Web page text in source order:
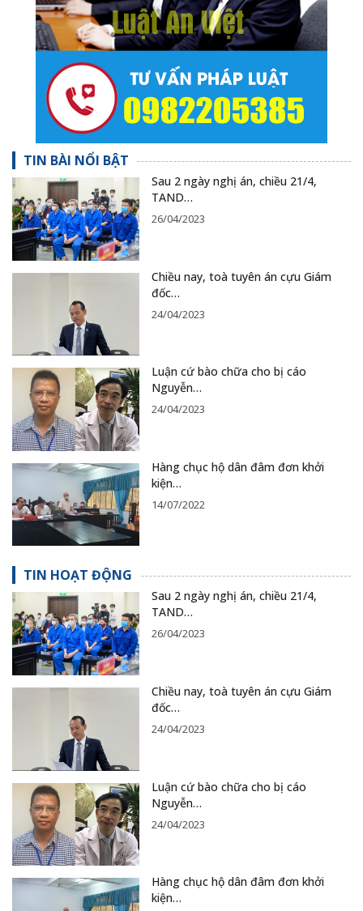
TIN BÀI NỔI BẬT
Sau 2 ngày nghị án, chiều 21/4,
TAND…
26/04/2023
Chiều nay, toà tuyên án cựu Giám
đốc…
24/04/2023
Luận cứ bào chữa cho bị cáo
Nguyễn…
24/04/2023
Hàng chục hộ dân đâm đơn khởi
kiện…
14/07/2022
TIN HOẠT ĐỘNG
Sau 2 ngày nghị án, chiều 21/4,
TAND…
26/04/2023
Chiều nay, toà tuyên án cựu Giám
đốc…
24/04/2023
Luận cứ bào chữa cho bị cáo
Nguyễn…
24/04/2023
Hàng chục hộ dân đâm đơn khởi
kiện…